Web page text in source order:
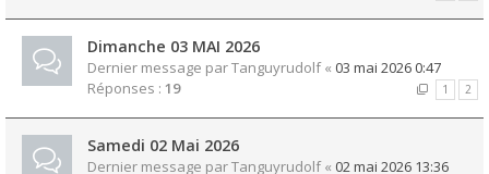
Dimanche 03 MAI 2026
Dernier message parTanguyrudolf« 03 mai 2026 0:47
Réponses : 19 1 2
Samedi 02 Mai 2026
Dernier message parTanguyrudolf« 02 mai 2026 13:36